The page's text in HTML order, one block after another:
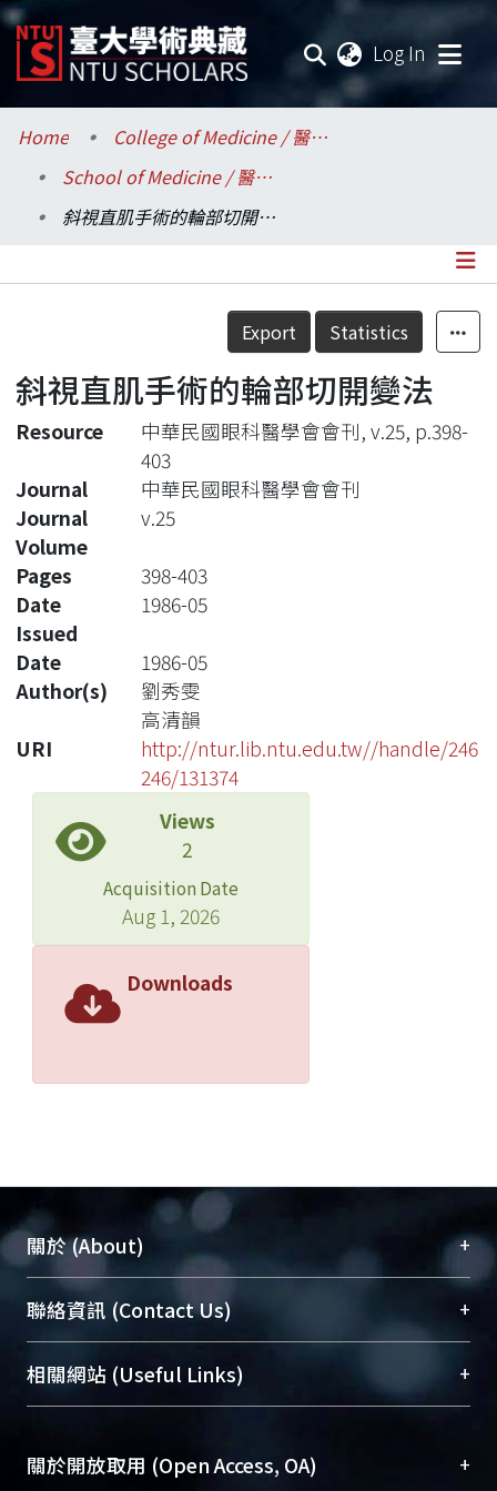
Log In
Communities & Collections
Research Outputs
Statistics
Home
College of Medicine / 醫學院
School of Medicine / 醫學系
斜視直肌手術的輪部切開變法
Details
Export Statistics
斜視直肌手術的輪部切開變法
Resource
中華民國眼科醫學會會刊, v.25, p.398-
403
Journal
中華民國眼科醫學會會刊
Journal
Volume
v.25
Pages
398-403
Date
Issued
1986-05
Date
1986-05
Author(s)
劉秀雯
高清韻
URI
http://ntur.lib.ntu.edu.tw//handle/246
246/131374
Views
2
Acquisition Date
Aug 1, 2026
Downloads
關於 (About) +
臺大位居世界頂尖大學之列，為永久珍藏及向國際
展現本校豐碩的研究成果及學術能量，圖書館整合
機構典藏（NTUR）與學術庫（AH）不同功能平
台，成為臺大學術典藏NTU scholars。期能整合研
成果。
聯絡資訊 (Contact Us) +
總館學科館員(Main Library)
醫學圖書館學科館員(Medical Library)
Sciences Library)
相關網站 (Useful Links) +
關於開放取用 (Open Access, OA) +